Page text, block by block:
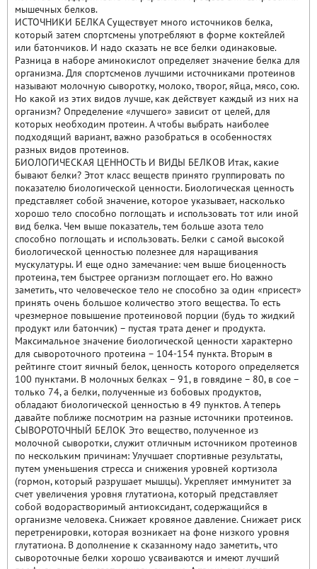
мышечных белков.
ИСТОЧНИКИ БЕЛКА Существует много источников белка,
который затем спортсмены употребляют в форме коктейлей
или батончиков. И надо сказать не все белки одинаковые.
Разница в наборе аминокислот определяет значение белка для
организма. Для спортсменов лучшими источниками протеинов
называют молочную сыворотку, молоко, творог, яйца, мясо, сою.
Но какой из этих видов лучше, как действует каждый из них на
организм? Определение «лучшего» зависит от целей, для
которых необходим протеин. А чтобы выбрать наиболее
подходящий вариант, важно разобраться в особенностях
разных видов протеинов.
БИОЛОГИЧЕСКАЯ ЦЕННОСТЬ И ВИДЫ БЕЛКОВ Итак, какие
бывают белки? Этот класс веществ принято группировать по
показателю биологической ценности. Биологическая ценность
представляет собой значение, которое указывает, насколько
хорошо тело способно поглощать и использовать тот или иной
вид белка. Чем выше показатель, тем больше азота тело
способно поглощать и использовать. Белки с самой высокой
биологической ценностью полезнее для наращивания
мускулатуры. И еще одно замечание: чем выше биоценность
протеина, тем быстрее организм поглощает его. Но важно
заметить, что человеческое тело не способно за один «присест»
принять очень большое количество этого вещества. То есть
чрезмерное повышение протеиновой порции (будь то жидкий
продукт или батончик) – пустая трата денег и продукта.
Максимальное значение биологической ценности характерно
для сывороточного протеина – 104-154 пункта. Вторым в
рейтинге стоит яичный белок, ценность которого определяется
100 пунктами. В молочных белках – 91, в говядине – 80, в сое –
только 74, а белки, полученные из бобовых продуктов,
обладают биологической ценностью в 49 пунктов. А теперь
давайте поближе посмотрим на разные источники протеинов.
СЫВОРОТОЧНЫЙ БЕЛОК Это вещество, полученное из
молочной сыворотки, служит отличным источником протеинов
по нескольким причинам: Улучшает спортивные результаты,
путем уменьшения стресса и снижения уровней кортизола
(гормон, который разрушает мышцы). Укрепляет иммунитет за
счет увеличения уровня глутатиона, который представляет
собой водорастворимый антиоксидант, содержащийся в
организме человека. Снижает кровяное давление. Снижает риск
перетренировки, которая возникает на фоне низкого уровня
глутатиона. В дополнение к сказанному надо заметить, что
сывороточные белки хорошо усваиваются и имеют лучший